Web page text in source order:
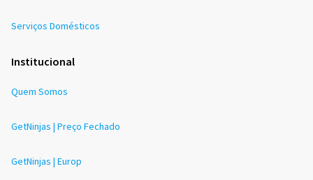
Serviços Domésticos
Institucional
Quem Somos
GetNinjas | Preço Fechado
GetNinjas | Europ